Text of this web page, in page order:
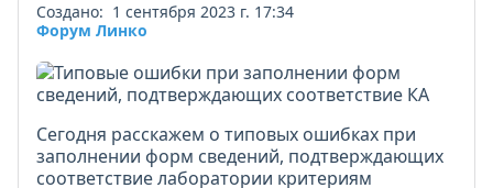
Создано: 1 сентября 2023 г. 17:34
Форум Линко
Сегодня расскажем о типовых ошибках при
заполнении форм сведений, подтверждающих
соответствие лаборатории критериям